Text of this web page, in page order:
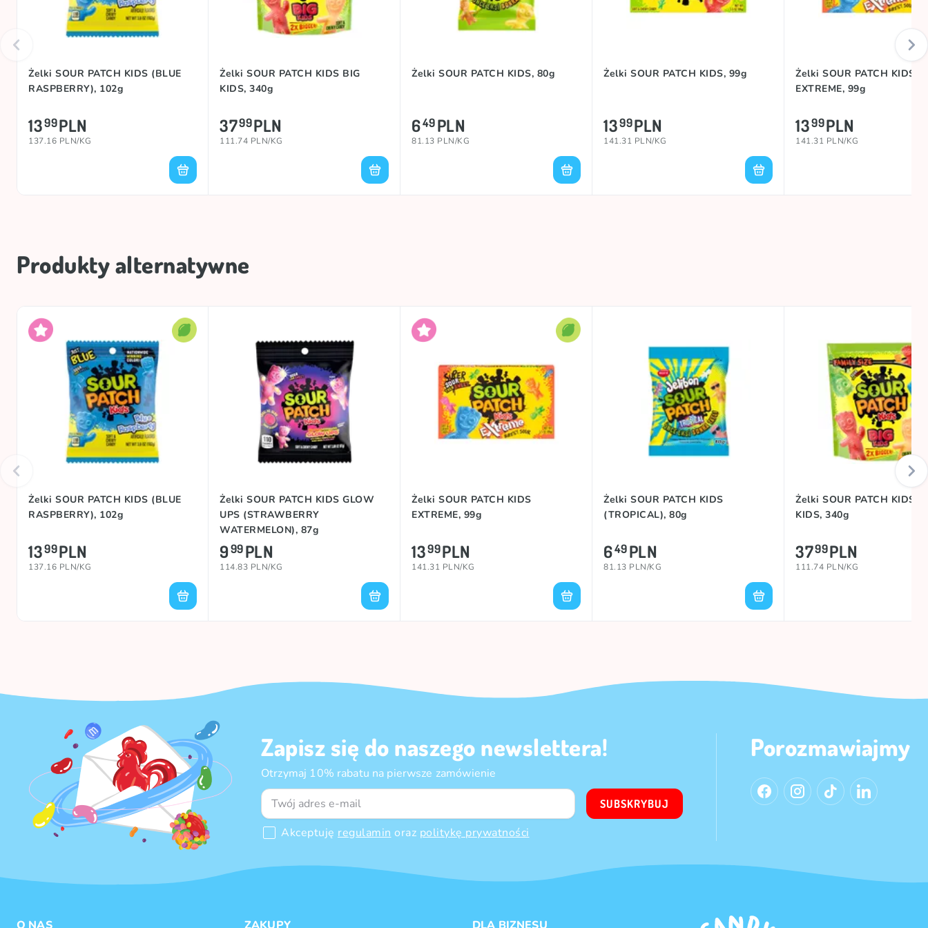
Żelki SOUR PATCH KIDS (BLUE
RASPBERRY), 102g
1399PLN
137.16 PLN/KG
Żelki SOUR PATCH KIDS BIG
KIDS, 340g
3799PLN
111.74 PLN/KG
Żelki SOUR PATCH KIDS, 80g
649PLN
81.13 PLN/KG
Żelki SOUR PATCH KIDS, 99g
1399PLN
141.31 PLN/KG
Żelki SOUR PATCH KIDS
EXTREME, 99g
1399PLN
141.31 PLN/KG
Produkty alternatywne
Żelki SOUR PATCH KIDS (BLUE
RASPBERRY), 102g
1399PLN
137.16 PLN/KG
Żelki SOUR PATCH KIDS GLOW
UPS (STRAWBERRY
WATERMELON), 87g
999PLN
114.83 PLN/KG
Żelki SOUR PATCH KIDS
EXTREME, 99g
1399PLN
141.31 PLN/KG
Żelki SOUR PATCH KIDS
(TROPICAL), 80g
649PLN
81.13 PLN/KG
Żelki SOUR PATCH KIDS
KIDS, 340g
3799PLN
111.74 PLN/KG
Zapisz się do naszego newslettera!
Otrzymaj 10% rabatu na pierwsze zamówienie
Akceptuję regulamin oraz politykę prywatności
SUBSKRYBUJ
Porozmawiajmy